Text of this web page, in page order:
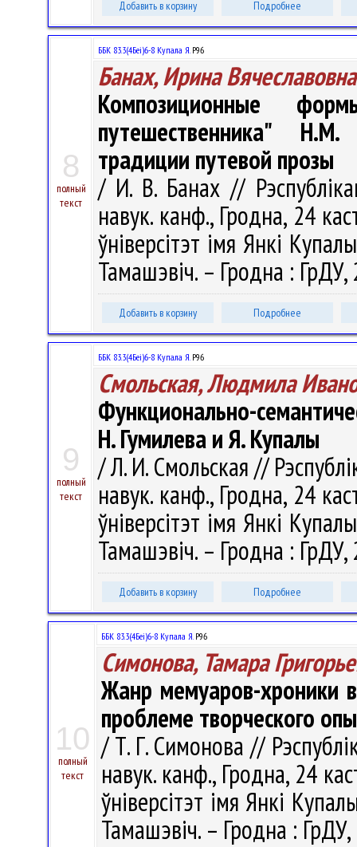
Добавить в корзину Подробнее
8
полный
текст
ББК 83.3(4Беі)6-8 Купала Я.Р96
Банах, Ирина Вячеславовна
Композиционные
путешественника"
традиции путевой прозы
/ И. В. Банах //
навук. канф., Гродна, 24
ўнiверсітэт iмя Янкі
Тамашэвіч. – Гродна :
Добавить в корзину Подробнее
9
полный
текст
ББК 83.3(4Беі)6-8 Купала Я.Р96
Смольская, Людмила
Функционально-
Н. Гумилева и Я. Купалы
/ Л. И. Смольская //
навук. канф., Гродна, 24
ўнiверсітэт iмя Янкі
Тамашэвіч. – Гродна :
Добавить в корзину Подробнее
10
полный
текст
ББК 83.3(4Беі)6-8 Купала Я.Р96
Симонова, Тамара
Жанр мемуаров-хроники
проблеме творческого
/ Т. Г. Симонова //
навук. канф., Гродна, 24
ўнiверсітэт iмя Янкі
Тамашэвіч. – Гродна :